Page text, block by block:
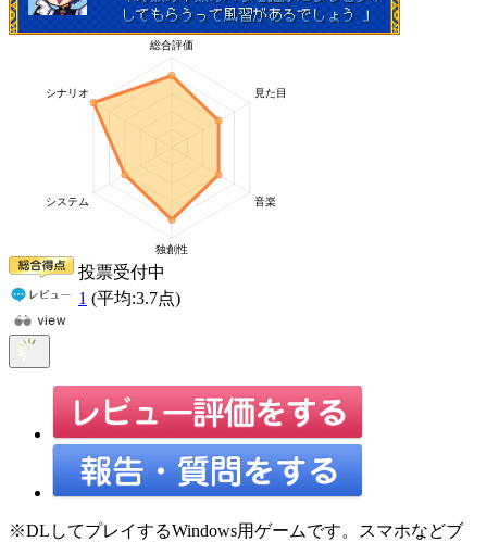
投票受付中
1 (平均:3.7点)
※DLしてプレイするWindows用ゲームです。スマホなどブ